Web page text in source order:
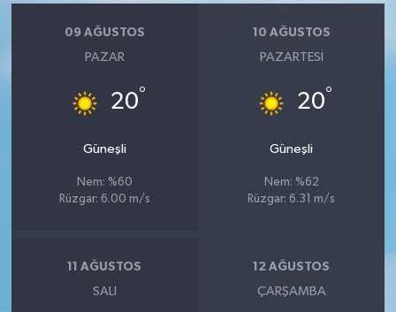
09 AĞUSTOS
PAZAR
20°
Güneşli
Nem: %60
Rüzgar: 6.00 m/s
10 AĞUSTOS
PAZARTESI
20°
Güneşli
Nem: %62
Rüzgar: 6.31 m/s
11 AĞUSTOS
SALI
12 AĞUSTOS
ÇARŞAMBA